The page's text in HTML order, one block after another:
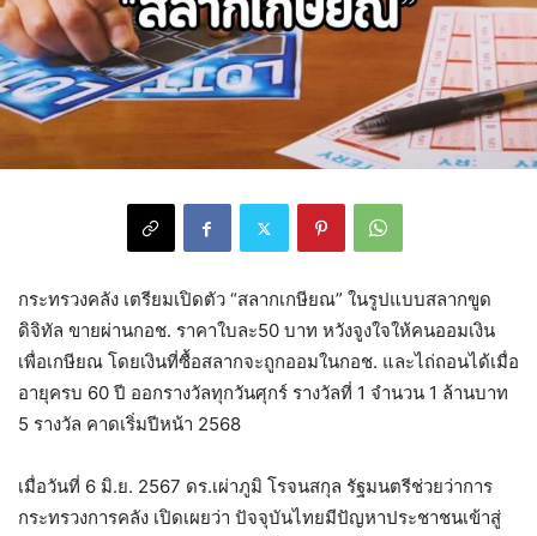
กระทรวงคลัง เตรียมเปิดตัว “สลากเกษียณ” ในรูปแบบสลากขูด
ดิจิทัล ขายผ่านกอช. ราคาใบละ50 บาท หวังจูงใจให้คนออมเงิน
เพื่อเกษียณ โดยเงินที่ซื้อสลากจะถูกออมในกอช. และไถ่ถอนได้เมื่อ
อายุครบ 60 ปี ออกรางวัลทุกวันศุกร์ รางวัลที่ 1 จำนวน 1 ล้านบาท
5 รางวัล คาดเริ่มปีหน้า 2568
เมื่อวันที่ 6 มิ.ย. 2567 ดร.เผ่าภูมิ โรจนสกุล รัฐมนตรีช่วยว่าการ
กระทรวงการคลัง เปิดเผยว่า ปัจจุบันไทยมีปัญหาประชาชนเข้าสู่